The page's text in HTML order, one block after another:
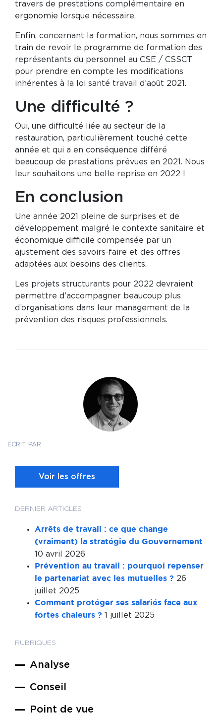
DERNIER ARTICLES
Arrêts de travail : ce que change
(vraiment) la stratégie du Gouvernement
10 avril 2026
Prévention au travail : pourquoi repenser
le partenariat avec les mutuelles ? 26
juillet 2025
Comment protéger ses salariés face aux
fortes chaleurs ? 1 juillet 2025
RUBRIQUES
Analyse
Conseil
Point de vue
travers de prestations complémentaire en
ergonomie lorsque nécessaire.
Enfin, concernant la formation, nous sommes en
train de revoir le programme de formation des
représentants du personnel au CSE / CSSCT
pour prendre en compte les modifications
inhérentes à la loi santé travail d’août 2021.
Une difficulté ?
Oui, une difficulté liée au secteur de la
restauration, particulièrement touché cette
année et qui a en conséquence différé
beaucoup de prestations prévues en 2021. Nous
leur souhaitons une belle reprise en 2022 !
En conclusion
Une année 2021 pleine de surprises et de
développement malgré le contexte sanitaire et
économique difficile compensée par un
ajustement des savoirs-faire et des offres
adaptées aux besoins des clients.
Les projets structurants pour 2022 devraient
permettre d’accompagner beaucoup plus
d’organisations dans leur management de la
prévention des risques professionnels.
ÉCRIT PAR
Voir les offres